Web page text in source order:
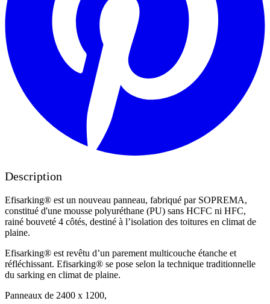
Description
Efisarking® est un nouveau panneau, fabriqué par SOPREMA,
constitué d'une mousse polyuréthane (PU) sans HCFC ni HFC,
rainé bouveté 4 côtés, destiné à l’isolation des toitures en climat de
plaine.
Efisarking® est revêtu d’un parement multicouche étanche et
réfléchissant. Efisarking® se pose selon la technique traditionnelle
du sarking en climat de plaine.
Panneaux de 2400 x 1200,